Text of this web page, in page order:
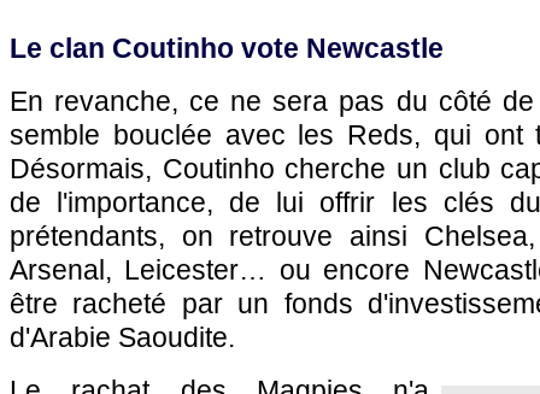
Le clan Coutinho vote Newcastle
En revanche, ce ne sera pas du côté
semble bouclée avec les Reds, qui ont
Désormais, Coutinho cherche un club
de l'importance, de lui offrir les clés
prétendants, on retrouve ainsi
Arsenal, Leicester… ou encore
être racheté par un fonds
d'Arabie Saoudite.